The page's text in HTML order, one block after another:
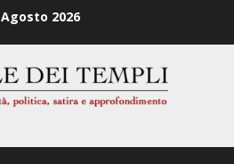
2026